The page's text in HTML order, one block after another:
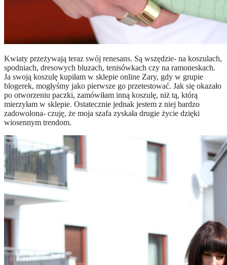
Kwiaty przeżywają teraz swój renesans. Są wszędzie- na koszulach,
spodniach, dresowych bluzach, tenisówkach czy na ramoneskach.
Ja swoją koszulę kupiłam w sklepie online Zary, gdy w grupie
blogerek, mogłyśmy jako pierwsze go przetestować. Jak się okazało
po otworzeniu paczki, zamówiłam inną koszulę, niż tą, którą
mierzyłam w sklepie. Ostatecznie jednak jestem z niej bardzo
zadowolona- czuję, że moja szafa zyskała drugie życie dzięki
wiosennym trendom.